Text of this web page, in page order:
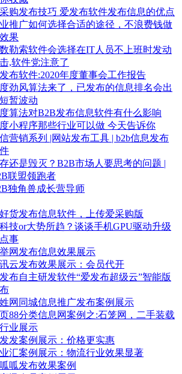
购发布技巧 爱发布软件发布信息的优点
推广如何选择合适的途径，不浪费钱做
果
勒索软件会选择在IT人员不上班时发动
,软件党注意了
布软件:2020年度董事会工作报告
劲风算法来了，已发布的信息排名会出
暂波动
算法对B2B发布信息软件有什么影响
小程序那些行业可以做 今天告诉你
营销系列 |网站发布工具 | b2b信息发布
还是毁灭？B2B市场人要思考的问题 |
联盟领跑者
独角兽成长营导师
货发布信息软件，上传爱采购版
技or大势所趋？谈谈手机GPU驱动升级
事
网发布信息效果展示
云发布效果展示：会员代开
布自主研发软件“爱发布超级云”智能版
网同城信息推广发布案例展示
88分类信息网案例之:石笼网，二手装载
业展示
发案例展示：价格更实惠
汇案例展示：物流行业效果显著
呱发布效果案例